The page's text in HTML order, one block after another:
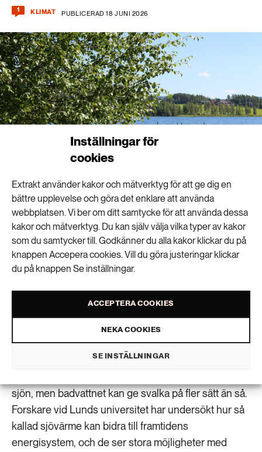
Inställningar för
cookies
Extrakt använder kakor och mätverktyg för att ge dig en
bättre upplevelse och göra det enklare att använda
webbplatsen. Vi ber om ditt samtycke för att använda dessa
kakor och mätverktyg. Du kan själv välja vilka typer av kakor
som du samtycker till. Godkänner du alla kakor klickar du på
knappen Accepera cookies. Vill du göra justeringar klickar
du på knappen Se inställningar.
ACCEPTERA COOKIES
NEKA COOKIES
SE INSTÄLLNINGAR
1 KLIMAT PUBLICERAD 18 JUNI 2026
Sjövärme kan bidra till framtidens energisystem, enligt forskare vid Lunds
universitet. Foto: Istock
Vatten i sjöar, älvar och hav kan användas
för att värma bostäder vintertid och kyla
dem sommartid. Tekniken har stor potential
menar hållbarhetsforskare vid Lunds
universitet.
sjön, men badvattnet kan ge svalka på fler sätt än så.
Forskare vid Lunds universitet har undersökt hur så
kallad sjövärme kan bidra till framtidens
energisystem, och de ser stora möjligheter med